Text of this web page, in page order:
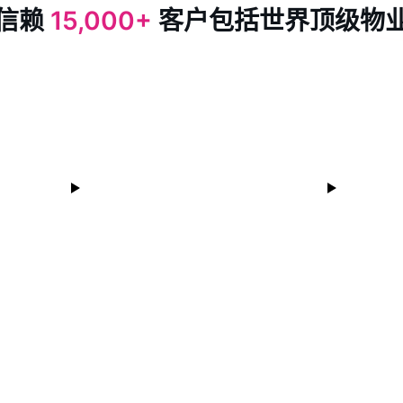
赖 15,000+ 客户包括世界顶级物